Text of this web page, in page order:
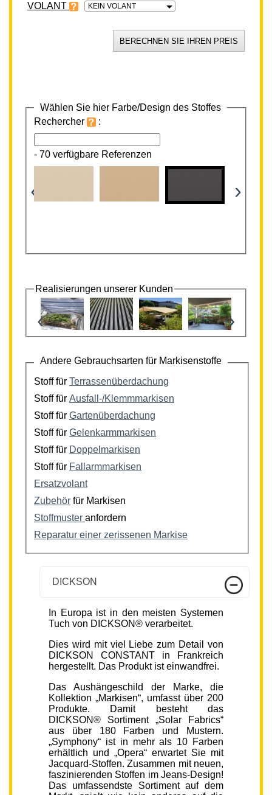
VOLANT KEIN VOLANT
Wählen Sie hier Farbe/Design des Stoffes
Rechercher
:
- 70 verfügbare Referenzen
‹ ›
Realisierungen unserer Kunden
‹ ›
Andere Gebrauchsarten für Markisenstoffe
Stoff für Terrassenüberdachung
Stoff für Ausfall-/Klemmmarkisen
Stoff für Gartenüberdachung
Stoff für Gelenkarmmarkisen
Stoff für Doppelmarkisen
Stoff für Fallarmmarkisen
Ersatzvolant
Zubehör für Markisen
Stoffmuster anfordern
Reparatur einer zerissenen Markise
DICKSON
In Europa ist in den meisten Systemen
Tuch von DICKSON® verarbeitet.
Dies wird mit viel Liebe zum Detail von
DICKSON CONSTANT in Frankreich
hergestellt. Das Produkt ist einwandfrei.
Das Aushängeschild der Marke, die
Kollektion „Markisen“, umfasst über 200
Produkte. Damit besteht das
DICKSON® Sortiment „Solar Fabrics“
aus über 180 Farben und Mustern.
„Symphony“ ist in mehr als 10 Farben
erhältlich und „Opera“ erwartet Sie mit
Jacquard-Stoffen. Zusammen mit neuen,
faszinierenden Stoffen im Jeans-Design!
Das umfassendste Sortiment auf dem